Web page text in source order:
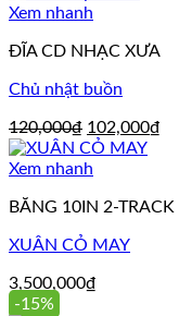
Xem nhanh
ĐĨA CD NHẠC XƯA
Chủ nhật buồn
120,000₫ Giá
gốc
là:
102,000₫
Xem nhanh
BĂNG 10IN 2-TRACK
XUÂN CỎ MAY
3,500,000₫
-15%